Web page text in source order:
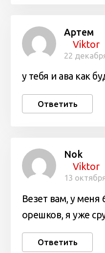
Артем
Viktor
22
у тебя и ава как
Ответить
Nok
Viktor
13
Везет вам, у
орешков, я уже
Ответить